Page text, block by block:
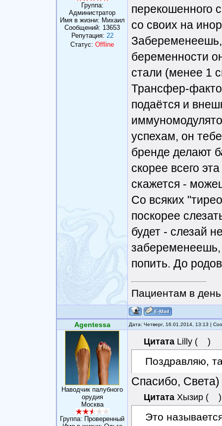
Группа:
Администратор
Имя в жизни: Михаил
Сообщений: 13653
Репутация: 22
Статус: Offline
перекошенного
со своих на
беременности
стали (менее 1
Трансфер-
подаётся и
успехам, он
бренде делают
скорее всего
скажется -
Со всяких
поскорее
будет - слезай
попить. До
Пациентам в
Agentessa Дата: Четверг, 16.01.2014, 13:13 |
Наводчик палубного
орудия
Москва
Группа: Проверенный
Цитата Lilly ( )
Поздравляю,
Спасибо, Света)
Цитата Хызир ( )
Это